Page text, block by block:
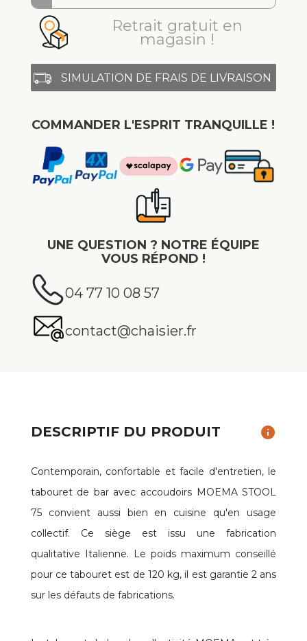
Retrait gratuit en
magasin !
SIMULATION DE FRAIS DE LIVRAISON
COMMANDER L'ESPRIT TRANQUILLE !
UNE QUESTION ? NOTRE ÉQUIPE
VOUS RÉPOND !
04 77 10 08 57
contact@chaisier.fr
DESCRIPTIF DU PRODUIT info
Contemporain, confortable et facile d'entretien, le
tabouret de bar avec accoudoirs MOEMA STOOL
75 convient aussi bien en cuisine qu'en usage
collectif. Ce siège est issu une fabrication
qualitative Italienne. Le poids maximum conseillé
pour ce tabouret est de 120 kg, il est garantie 2 ans
sur les défauts de fabrications.